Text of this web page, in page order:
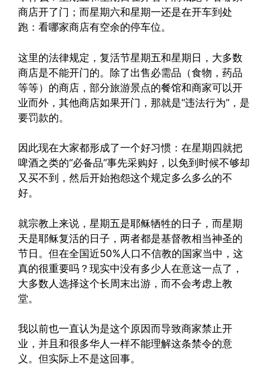
商店开了门；而星期六和星期一还是在开车到处
跑：看哪家商店有空余的停车位。
这里的法律规定，复活节星期五和星期日，大多数
商店是不能开门的。除了出售必需品（食物，药品
等等）的商店，部分旅游景点的餐馆和商家可以开
业而外，其他商店如果开门，那就是“违法行为”，是
要罚款的。
因此现在大家都形成了一个好习惯：在星期四就把
啤酒之类的“必备品”事先采购好，以免到时候不够却
又买不到，然后开始抱怨这个规定多么多么的不
好。
就宗教上来说，星期五是耶稣牺牲的日子，而星期
天是耶稣复活的日子，两者都是基督教相当神圣的
节日。但在全国近50%人口不信教的国家当中，这
真的很重要吗？现实中没有多少人在意这一点了，
大多数人选择这个长周末出游，而不会考虑上教
堂。
我以前也一直认为是这个原因而导致商家禁止开
业，并且和很多华人一样不能理解这条禁令的意
义。但实际上不是这回事。